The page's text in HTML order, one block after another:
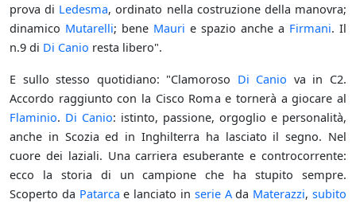
prova di Ledesma, ordinato nella costruzione della manovra;
dinamico Mutarelli; bene Mauri e spazio anche a Firmani. Il
n.9 di Di Canio resta libero".
E sullo stesso quotidiano: "Clamoroso Di Canio va in C2.
Accordo raggiunto con la Cisco Roma e tornerà a giocare al
Flaminio. Di Canio: istinto, passione, orgoglio e personalità,
anche in Scozia ed in Inghilterra ha lasciato il segno. Nel
cuore dei laziali. Una carriera esuberante e controcorrente:
ecco la storia di un campione che ha stupito sempre.
Scoperto da Patarca e lanciato in serie Ada Materazzi,subito